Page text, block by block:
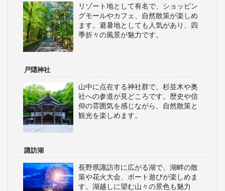
リゾート地として有名で、ショッピン
グモールやカフェ、自然散策が楽しめ
ます。避暑地としても人気があり、四
季折々の風景が魅力です。
戸隠神社
山中に点在する神社群で、杉並木や奥
社への参道が見どころです。歴史や信
仰の雰囲気を感じながら、自然散策と
観光を楽しめます。
諏訪湖
長野県諏訪市に広がる湖で、湖畔の散
策や花火大会、ボート遊びが楽しめま
す。湖越しに望む山々の景色も魅力